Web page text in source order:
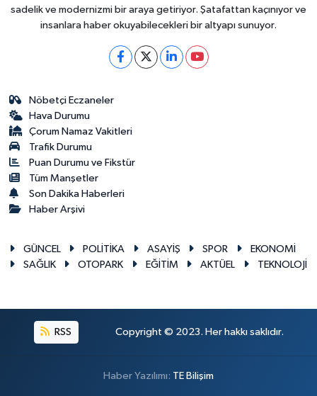
sadelik ve modernizmi bir araya getiriyor. Şatafattan kaçınıyor ve
insanlara haber okuyabilecekleri bir altyapı sunuyor.
Nöbetçi Eczaneler
Hava Durumu
Çorum Namaz Vakitleri
Trafik Durumu
Puan Durumu ve Fikstür
Tüm Manşetler
Son Dakika Haberleri
Haber Arşivi
GÜNCEL POLİTİKA ASAYİŞ SPOR
EKONOMİ
SAĞLIK
OTOPARK EĞİTİM AKTÜEL TEKNOLOJİ
RSS Copyright © 2023. Her hakkı saklıdır.
Haber Yazılımı: TE Bilişim